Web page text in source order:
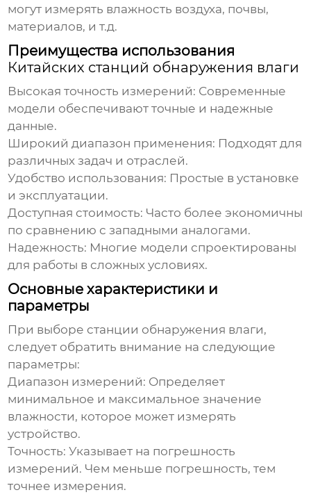
могут измерять влажность воздуха, почвы,
материалов, и т.д.
Преимущества использования
Китайских станций обнаружения влаги
Высокая точность измерений: Современные
модели обеспечивают точные и надежные
данные.
Широкий диапазон применения: Подходят для
различных задач и отраслей.
Удобство использования: Простые в установке
и эксплуатации.
Доступная стоимость: Часто более экономичны
по сравнению с западными аналогами.
Надежность: Многие модели спроектированы
для работы в сложных условиях.
Основные характеристики и
параметры
При выборе станции обнаружения влаги,
следует обратить внимание на следующие
параметры:
Диапазон измерений: Определяет
минимальное и максимальное значение
влажности, которое может измерять
устройство.
Точность: Указывает на погрешность
измерений. Чем меньше погрешность, тем
точнее измерения.